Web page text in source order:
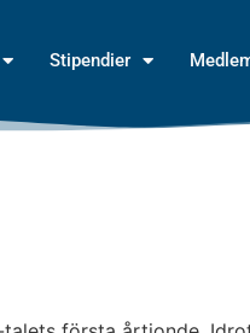
Stipendier